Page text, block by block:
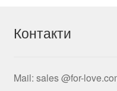
Контакти
Mail: sales @for-